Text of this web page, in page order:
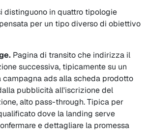
distinguono in quattro tipologie
per un tipo diverso di obiettivo
Pagina di transito che indirizza il
successiva, tipicamente su un
ads alla scheda prodotto
pubblicità all'iscrizione del
alto pass-through. Tipica per
dove la landing serve
e dettagliare la promessa